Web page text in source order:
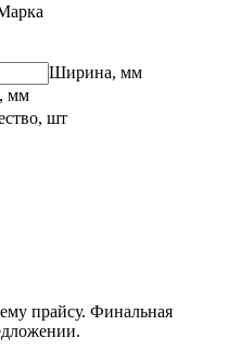
Ширина, мм
мм
шт
прайсу. Финальная